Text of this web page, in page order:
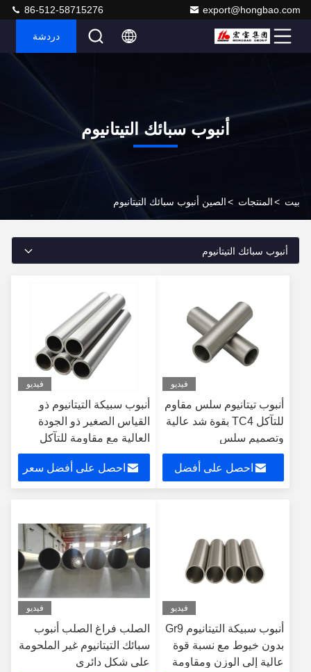
export@hongbao.com
86-512-58715276
دردشة
أنبوب سبائك التيتانيوم
بيت >المنتجات >الصين أنبوب سبائك التيتانيوم
أنبوب سبائك التيتانيوم
فيديو
أنبوب تيتانيوم سلس مقاوم
للتآكل TC4 بقوة شد عالية
وتصميم سلس
احصل على أفضل
فيديو
أنبوب سبيكة التيتانيوم ذو
القياس الصغير ذو الجودة
العالية مع مقاومة للتآكل
وتصميم خفيف
احصل على أفضل سعر
فيديو
أنبوب سبيكة التيتانيوم Gr9
بدون خيوط مع نسبة قوة
عالية إلى الوزن ومقاومة
فيديو
الصلب فراغ الصلب أنبوب
سبائك التيتانيوم غير الملحومة
على شكل دائري